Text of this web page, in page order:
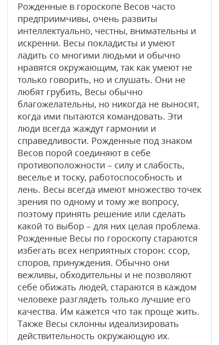
Рожденные в гороскопе Весов часто
предприимчивы, очень развиты
интеллектуально, честны, внимательны и
искренни. Весы покладисты и умеют
ладить со многими людьми и обычно
нравятся окружающим, так как умеют не
только говорить, но и слушать. Они не
любят грубить, Весы обычно
благожелательны, но никогда не выносят,
когда ими пытаются командовать. Эти
люди всегда жаждут гармонии и
справедливости. Рожденные под знаком
Весов порой соединяют в себе
противоположности – силу и слабость,
веселье и тоску, работоспособность и
лень. Весы всегда имеют множество точек
зрения по одному и тому же вопросу,
поэтому принять решение или сделать
какой то выбор – для них целая проблема.
Рожденные Весы по гороскопу стараются
избегать всех неприятных сторон: ссор,
споров, принуждения. Обычно они
вежливы, обходительны и не позволяют
себе обижать людей, стараются в каждом
человеке разглядеть только лучшие его
качества. Им кажется что так проще жить.
Также Весы склонны идеализировать
действительность окружающую их.